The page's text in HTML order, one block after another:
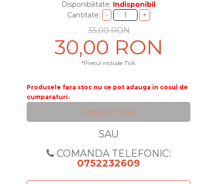
Disponibilitate: Indisponibil
Cantitate:
35,00 RON
30,00 RON
*Pretul include TVA
Produsele fara stoc nu se pot adauga in cosul de
cumparaturi.
Adaugă în Coş
SAU
COMANDA TELEFONIC:
0752232609